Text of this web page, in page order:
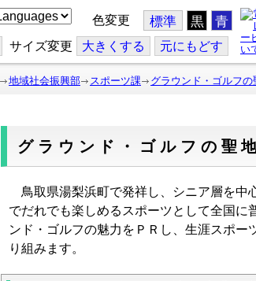
色変更 標準 黒 青
サイズ変更 大きくする 元にもどす
地域社会振興部 スポーツ課 グラウンド・ゴルフの
グラウンド・ゴルフの聖
鳥取県湯梨浜町で発祥し、シニア層を中
でだれでも楽しめるスポーツとして全国に
ンド・ゴルフの魅力をＰＲし、生涯スポ
り組みます。